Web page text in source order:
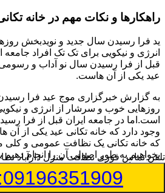
راهکارها و نکات مهم در خانه
ید فرا رسیدن سال جدید و نویدبخش
انرژی و نیکویی برای تک تک افراد
قبل از فرا رسیدن سال نو آداب و رسومی
عید یکی از آن هاست.
به گزارش خبرگزاری موج عید فرا
روزهایی خوب و سرشار از انرژی و
است.اما در جامعه ایران قبل از فرا
وجود دارد که خانه تکانی عید یکی از
که خانه تکانی یک نظافت عمومی و کلی
بخواهیم به طور اصولی آن را انجام دهیم
بیشتر داشته باشیم.
نکات مهم در خانه تکانی در اولین قدم به
تلفن تماس فورینظافت منزل دارآباد